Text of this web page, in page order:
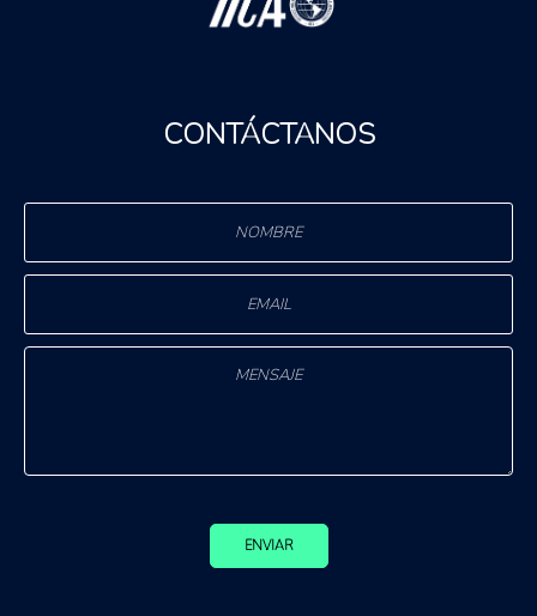
CONTÁCTANOS
ENVIAR